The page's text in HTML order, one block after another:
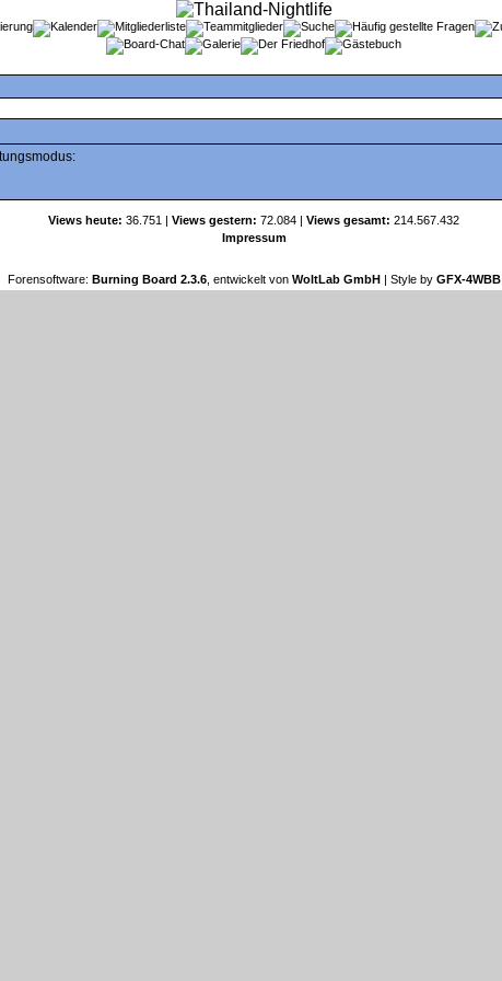
Views heute: 36.751 | Views gestern: 72.084 | Views gesamt: 214.567.432
Impressum
Forensoftware: Burning Board 2.3.6, entwickelt von WoltLab GmbH| Style by GFX-4WBB